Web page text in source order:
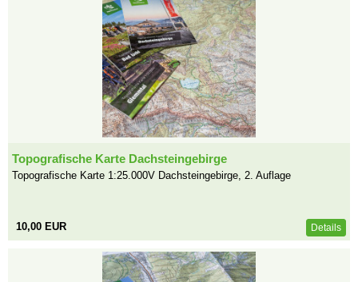
Topografische Karte Dachsteingebirge
Topografische Karte 1:25.000V Dachsteingebirge, 2. Auflage
10,00 EUR Details